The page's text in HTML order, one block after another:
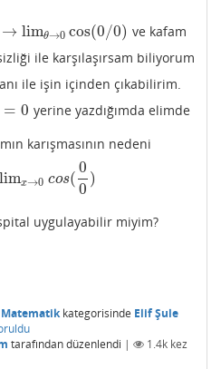
→ limθ→0 cos(0/0)
→limθ→0cos(0/0)
ve kafam
ile karşılaşırsam biliyorum
ile işin içinden çıkabilirim.
= 0
0
yerine yazdığımda elimde
karışmasının nedeni
limx→0 cos(
0
0
)
limx→0 cos(0 0)
uygulayabilir miyim?
kategorisinde Elif Şule
tarafındandüzenlendi | 1.4k kez